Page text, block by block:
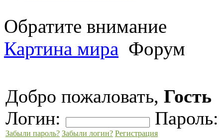
Обратите внимание
Картина мира Форум
Добро пожаловать, Гость
Логин:
Пароль:
Забыли пароль? Забыли логин? Регистрация